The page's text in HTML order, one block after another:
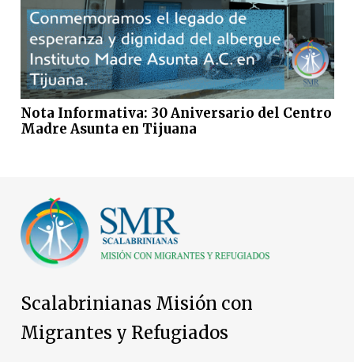
Nota Informativa: 30 Aniversario del Centro
Madre Asunta en Tijuana
Scalabrinianas Misión con
Migrantes y Refugiados